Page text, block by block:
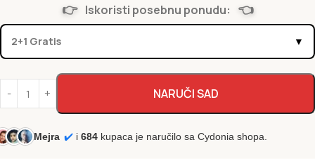
👉 Iskoristi posebnu ponudu: 👈
2+1 Gratis ▼
NARUČI SAD
Mejra ✔️ i 684 kupaca je naručilo sa Cydonia shopa.